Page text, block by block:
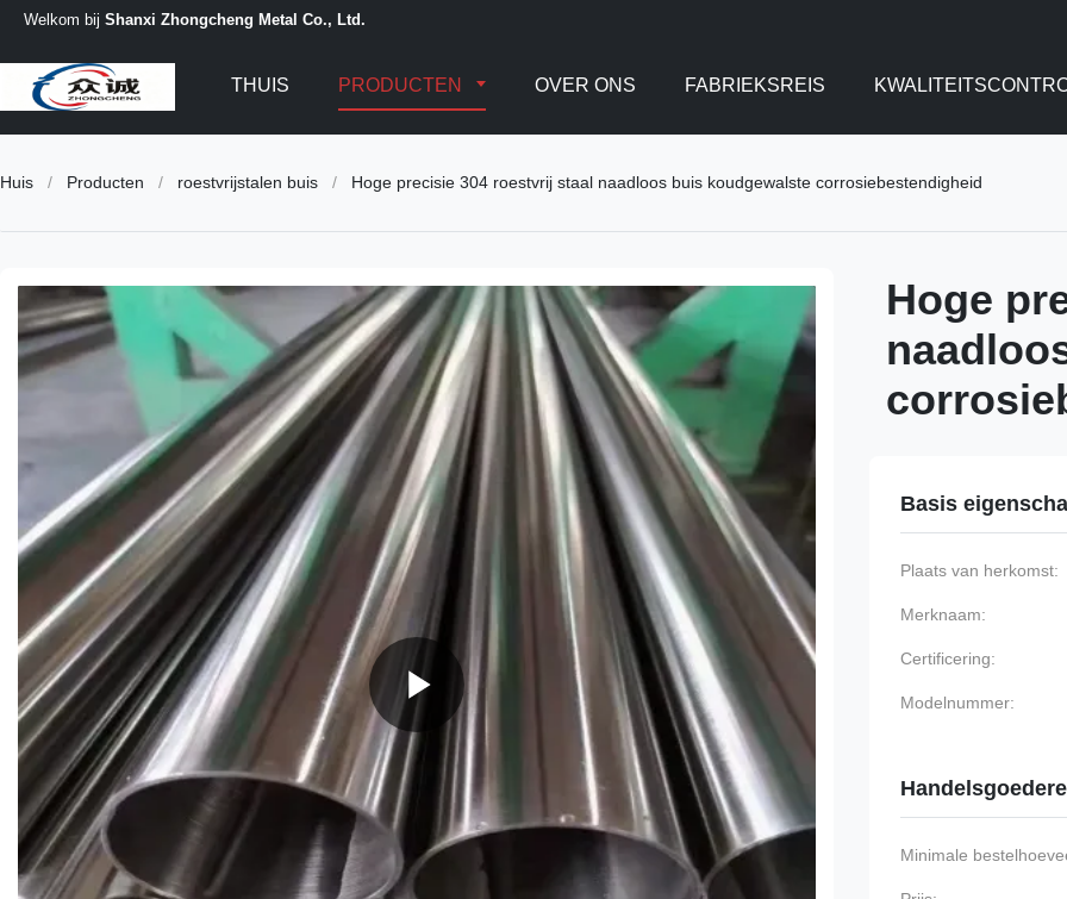
Welkom bij Shanxi Zhongcheng Metal Co., Ltd.
THUIS PRODUCTEN OVER ONS FABRIEKSREIS
Huis / Producten / roestvrijstalen buis / Hoge precisie 304 roestvrij staal naadloos buis koudgewalste corrosiebestendigheid
Hoge
Basis
Plaats van herkomst:
Merknaam:
Certificering:
Modelnummer:
Minimale